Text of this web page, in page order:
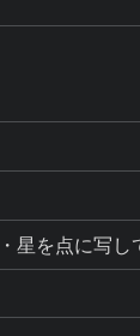
を点に写し